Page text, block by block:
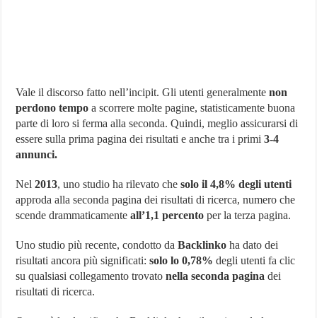
Vale il discorso fatto nell’incipit. Gli utenti generalmentenon
perdono tempo a scorrere molte pagine, statisticamente buona
parte di loro si ferma alla seconda. Quindi, meglio assicurarsi di
essere sulla prima pagina dei risultati e anche tra i primi3-4
annunci.
Nel2013, uno studio ha rilevato chesolo il 4,8% degli utenti
approda alla seconda pagina dei risultati di ricerca, numero che
scende drammaticamenteall’1,1 percento per la terza pagina.
Uno studio più recente, condotto daBacklinko ha dato dei
risultati ancora più significati: solo lo 0,78% degli utenti fa clic
su qualsiasi collegamento trovatonella seconda pagina dei
risultati di ricerca.